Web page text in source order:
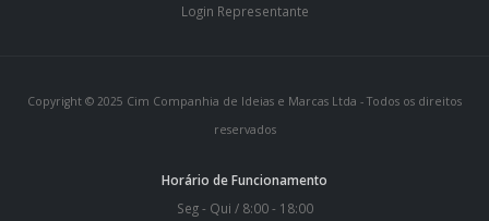
Login Representante
Copyright © 2025 Cim Companhia de Ideias e Marcas Ltda - Todos os direitos
reservados
Horário de Funcionamento
Seg - Qui / 8:00 - 18:00